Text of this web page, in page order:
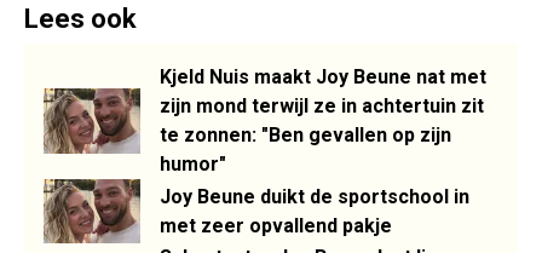
Lees ook
Kjeld Nuis maakt Joy Beune nat met
zijn mond terwijl ze in achtertuin zit
te zonnen: "Ben gevallen op zijn
humor"
Joy Beune duikt de sportschool in
met zeer opvallend pakje